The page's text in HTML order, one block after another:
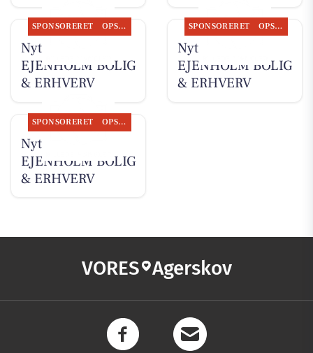
SPONSORERET OPSLAGSTAVLEN
Nyt fra
EJENHOLM BOLIG
& ERHVERV
SPONSORERET OPSLAGSTAVLEN
Nyt fra
EJENHOLM BOLIG
& ERHVERV
SPONSORERET OPSLAGSTAVLEN
Nyt fra
EJENHOLM BOLIG
& ERHVERV
VORES Agerskov